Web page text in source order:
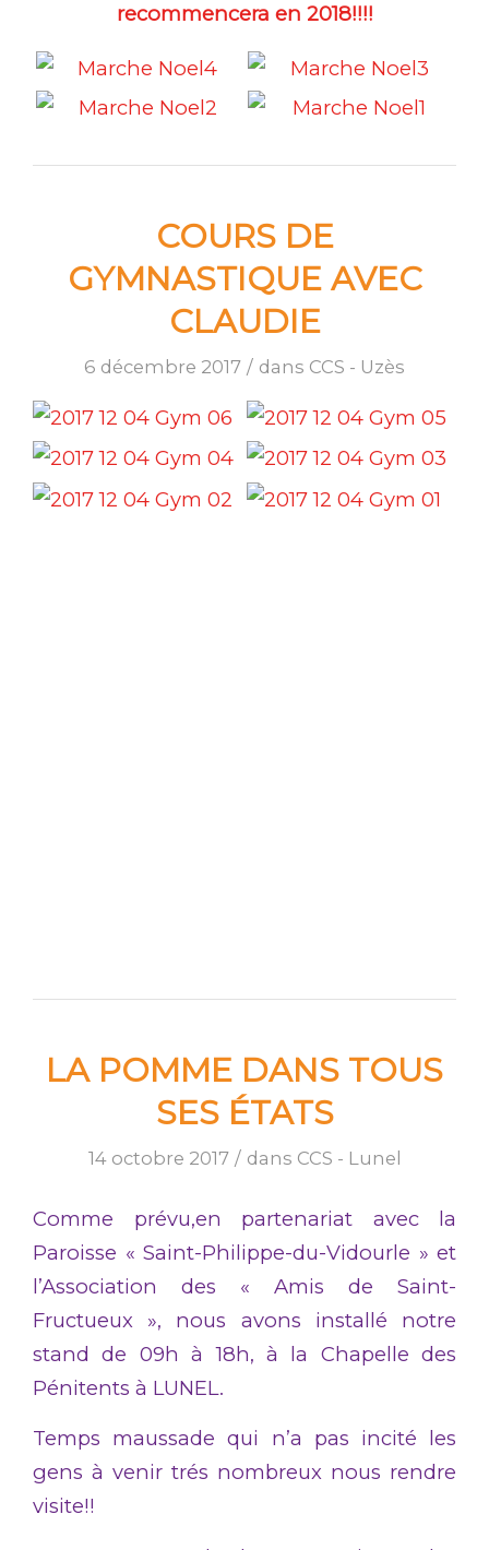
recommencera en 2018!!!!
COURS DE
GYMNASTIQUE AVEC
CLAUDIE
6 décembre 2017 / dans CCS - Uzès
LA POMME DANS TOUS
SES ÉTATS
14 octobre 2017 / dans CCS - Lunel
Comme prévu,en partenariat avec la
Paroisse « Saint-Philippe-du-Vidourle » et
l’Association des « Amis de Saint-
Fructueux », nous avons installé notre
stand de 09h à 18h, à la Chapelle des
Pénitents à LUNEL.
Temps maussade qui n’a pas incité les
gens à venir trés nombreux nous rendre
visite!!